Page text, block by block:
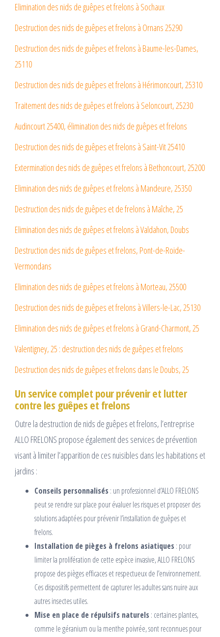
Elimination des nids de guêpes et frelons à Sochaux
Destruction des nids de guêpes et frelons à Ornans 25290
Destruction des nids de guêpes et frelons à Baume-les-Dames,
25110
Destruction des nids de guêpes et frelons à Hérimoncourt, 25310
Traitement des nids de guêpes et frelons à Seloncourt, 25230
Audincourt 25400, élimination des nids de guêpes et frelons
Destruction des nids de guêpes et frelons à Saint-Vit 25410
Extermination des nids de guêpes et frelons à Bethoncourt, 25200
Elimination des nids de guêpes et frelons à Mandeure, 25350
Destruction des nids de guêpes et de frelons à Maîche, 25
Elimination des nids de guêpes et frelons à Valdahon, Doubs
Destruction des nids de guêpes et frelons, Pont-de-Roide-
Vermondans
Elimination des nids de guêpes et frelons à Morteau, 25500
Destruction des nids de guêpes et frelons à Villers-le-Lac, 25130
Elimination des nids de guêpes et frelons à Grand-Charmont, 25
Valentigney, 25 : destruction des nids de guêpes et frelons
Destruction des nids de guêpes et frelons dans le Doubs, 25
Un service complet pour prévenir et lutter
contre les guêpes et frelons
Outre la destruction de nids de guêpes et frelons, l’entreprise
ALLO FRELONS propose également des services de prévention
visant à limiter l’apparition de ces nuisibles dans les habitations et
jardins :
Conseils personnalisés : un professionnel d’ALLO FRELONS
peut se rendre sur place pour évaluer les risques et proposer des
solutions adaptées pour prévenir l’installation de guêpes et
frelons.
Installation de pièges à frelons asiatiques : pour
limiter la prolifération de cette espèce invasive, ALLO FRELONS
propose des pièges efficaces et respectueux de l’environnement.
Ces dispositifs permettent de capturer les adultes sans nuire aux
autres insectes utiles.
Mise en place de répulsifs naturels : certaines plantes,
comme le géranium ou la menthe poivrée, sont reconnues pour